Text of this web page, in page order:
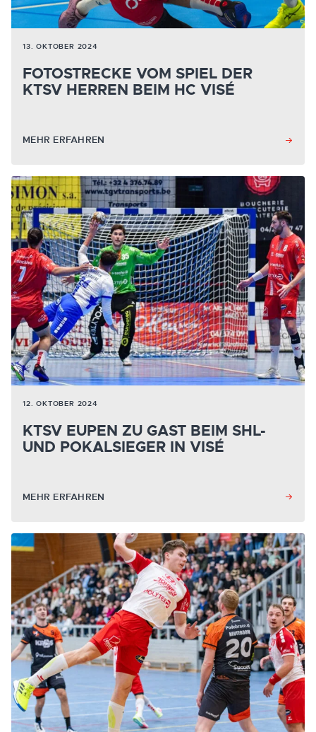
13. OKTOBER 2024
FOTOSTRECKE VOM SPIEL DER
KTSV HERREN BEIM HC VISÉ
MEHR ERFAHREN
12. OKTOBER 2024
KTSV EUPEN ZU GAST BEIM SHL-
UND POKALSIEGER IN VISÉ
MEHR ERFAHREN